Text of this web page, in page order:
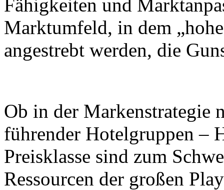
Fähigkeiten und
Marktumfeld, in dem
angestrebt werden, die
Ob in der Markenstrategie
führender Hotelgruppen –
Preisklasse sind zum
Ressourcen der großen